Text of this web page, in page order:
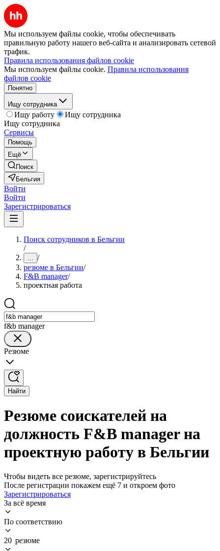
Мы используем файлы cookie, чтобы обеспечивать
правильную работу нашего веб-сайта и анализировать сетевой
трафик.
Правила использования файлов cookie
Мы используем файлы cookie. Правила использования
файлов cookie
Понятно
Ищу сотрудника
Ищу работу
Ищу сотрудника
Ищу сотрудника
Сервисы
Помощь
Ещё
Поиск
Бельгия
Войти
Войти
Зарегистрироваться
Поиск сотрудников в Бельгии
/
... /
резюме в Бельгии/
F&B manager/
проектная работа
f&b manager
Резюме
Найти
Резюме соискателей на
должность F&B manager на
проектную работу в Бельгии
Чтобы видеть все резюме, зарегистрируйтесь
После регистрации покажем ещё 7 и откроем фото
Зарегистрироваться
За всё время
По соответствию
20 резюме